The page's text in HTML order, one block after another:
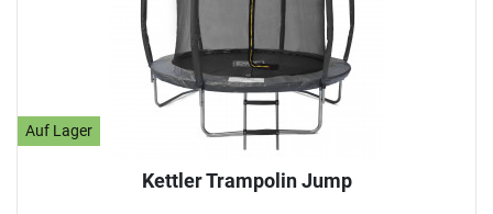
Auf Lager
Kettler Trampolin Jump